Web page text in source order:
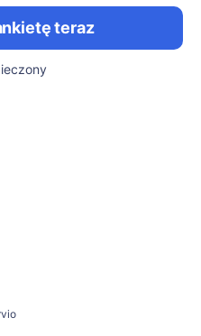
teraz